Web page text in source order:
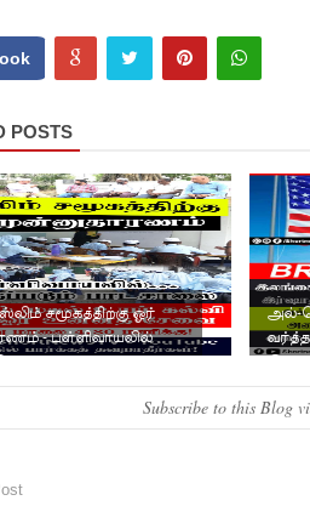
POSTS
சமூகத்திற்கு ஓர்
- பள்ளிவாயலில்
அல்-
Subscribe to this Blog